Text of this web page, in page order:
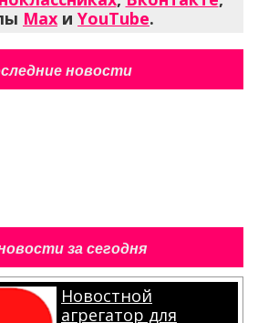
агрегатор для
Android
Скачать в Play
Market